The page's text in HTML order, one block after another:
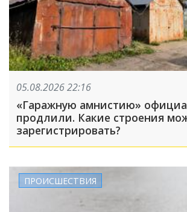
05.08.2026 22:16
«Гаражную амнистию»
продлили. Какие строения
зарегистрировать?
ПРОИСШЕСТВИЯ